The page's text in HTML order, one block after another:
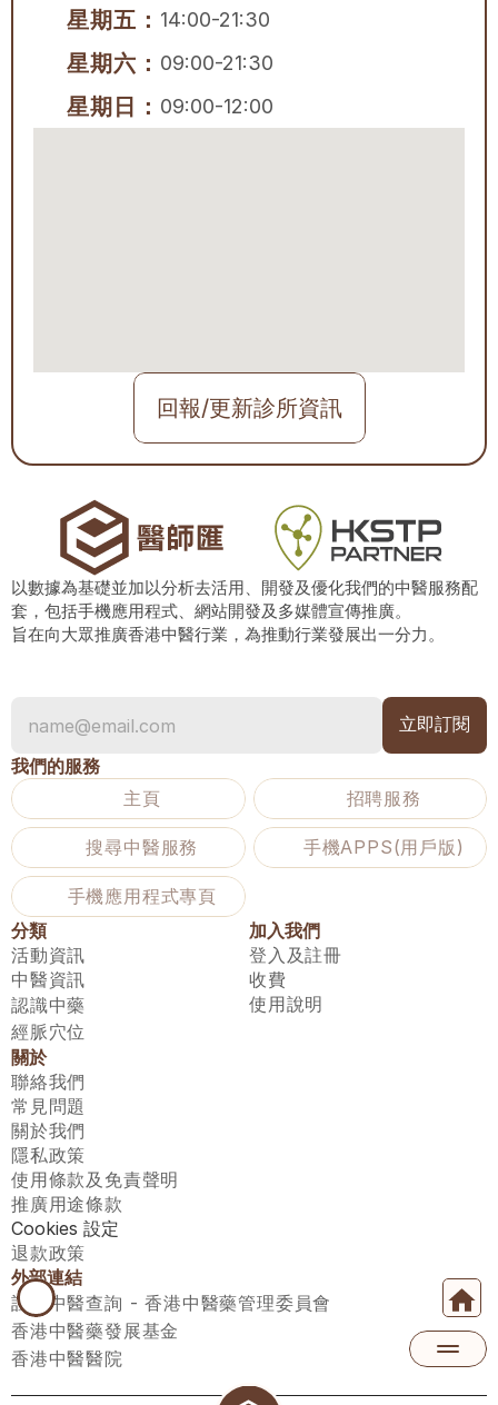
星期五： 14:00-21:30
星期六： 09:00-21:30
星期日： 09:00-12:00
回報/更新診所資訊
以數據為基礎並加以分析去活用、開發及優化我們的中醫服務配
套，包括手機應用程式、網站開發及多媒體宣傳推廣。
旨在向大眾推廣香港中醫行業，為推動行業發展出一分力。
我們的服務
主頁
招聘服務
搜尋中醫服務 手機APPS(用戶版)
手機應用程式專頁
分類
活動資訊
中醫資訊
認識中藥
經脈穴位
加入我們
登入及註冊
收費
使用說明
關於
聯絡我們
常見問題
關於我們
隱私政策
使用條款及免責聲明
推廣用途條款
Cookies 設定
退款政策
外部連結
註冊中醫查詢 - 香港中醫藥管理委員會
香港中醫藥發展基金
香港中醫醫院